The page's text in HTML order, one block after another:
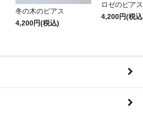
冬の木のピアス
4,200円(税込)
ロゼのピアス
4,200円(税